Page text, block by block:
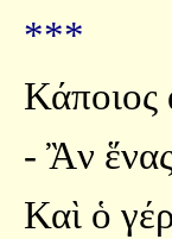
***
Κάποιος
- Ἂν
Καὶ ὁ